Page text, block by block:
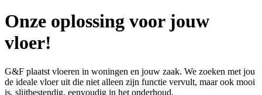
Onze oplossing voor jouw
vloer!
G&F plaatst vloeren in woningen en jouw zaak. We zoeken met jou
de ideale vloer uit die niet alleen zijn functie vervult, maar ook mooi
is, slijtbestendig, eenvoudig in het onderhoud.